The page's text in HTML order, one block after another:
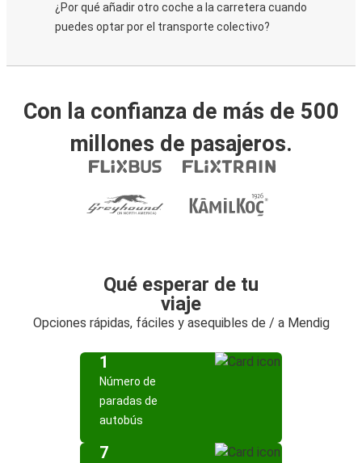
¿Por qué añadir otro coche a la carretera cuando
puedes optar por el transporte colectivo?
Con la confianza de más de 500
millones de pasajeros.
Qué esperar de tu
viaje
Opciones rápidas, fáciles y asequibles de / a Mendig
1
Número de
paradas de
autobús
7